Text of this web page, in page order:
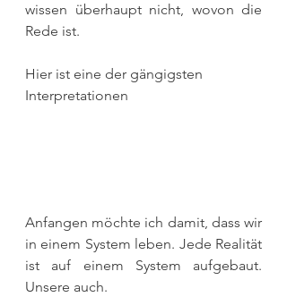
wissen überhaupt nicht, wovon die
Rede ist.
Hier ist eine der gängigsten
Interpretationen
Anfangen möchte ich damit, dass wir
in einem System leben. Jede Realität
ist auf einem System aufgebaut.
Unsere auch.